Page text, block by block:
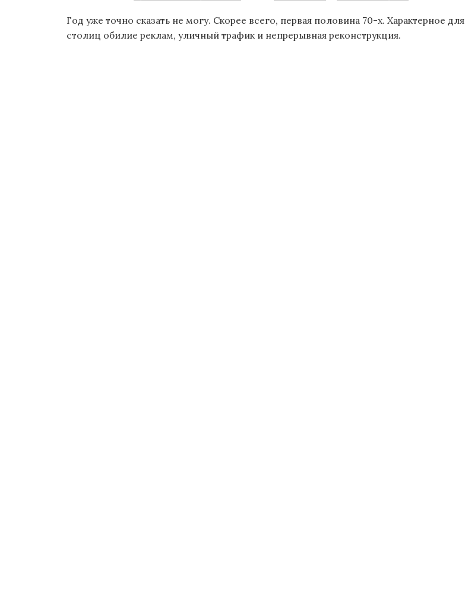
Год уже точно сказать не могу. Скорее всего, первая половина 70-х. Характерное для
столиц обилие реклам, уличный трафик и непрерывная реконструкция.